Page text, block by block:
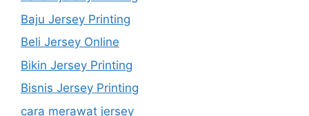
Baju Jersey Printing
Beli Jersey Online
Bikin Jersey Printing
Bisnis Jersey Printing
cara merawat jersey